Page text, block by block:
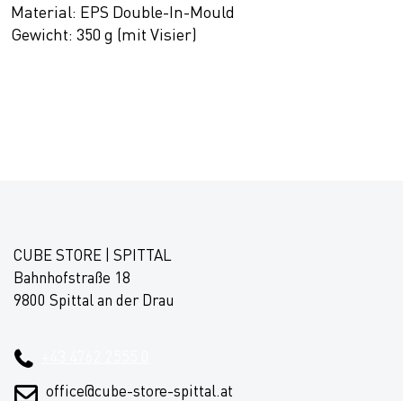
Material: EPS Double-In-Mould
Gewicht: 350 g (mit Visier)
CUBE STORE | SPITTAL
Bahnhofstraße 18
9800 Spittal an der Drau
office@cube-store-spittal.at